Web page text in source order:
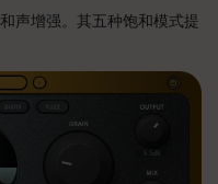
声增强。其五种饱和模式提